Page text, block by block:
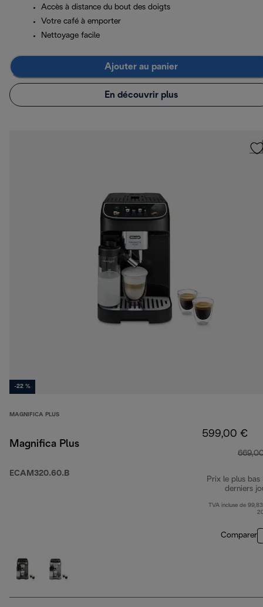
Accès à distance du bout des doigts
Votre café à emporter
Nettoyage facile
Ajouter au panier
En découvrir plus
-22 %
MAGNIFICA PLUS
Magnifica Plus
ECAM320.60.B
599,00 €
Prix le plus bas
derniers
TVA incluse de
Comparer